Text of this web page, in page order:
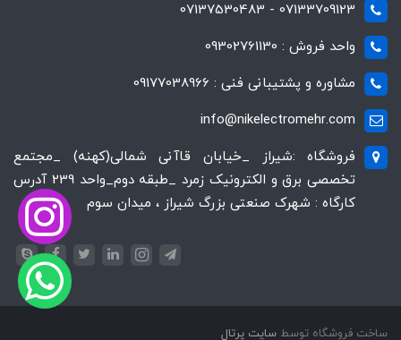
07133709123 - 07137530483
واحد فروش : 09302761130
مشاوره و پشتیبانی فنی : 09177038966
info@nikelectromehr.com
فروشگاه :شیراز _خیابان قاآنی شمالی(کهنه) _مجتمع
تخصصی برق و الکترونیک زمرد _طبقه دوم_واحد 239 آدرس
کارگاه : شهرک صنعتی بزرگ شیراز ، میدان سوم
ساخت فروشگاه توسط سایت پرتال